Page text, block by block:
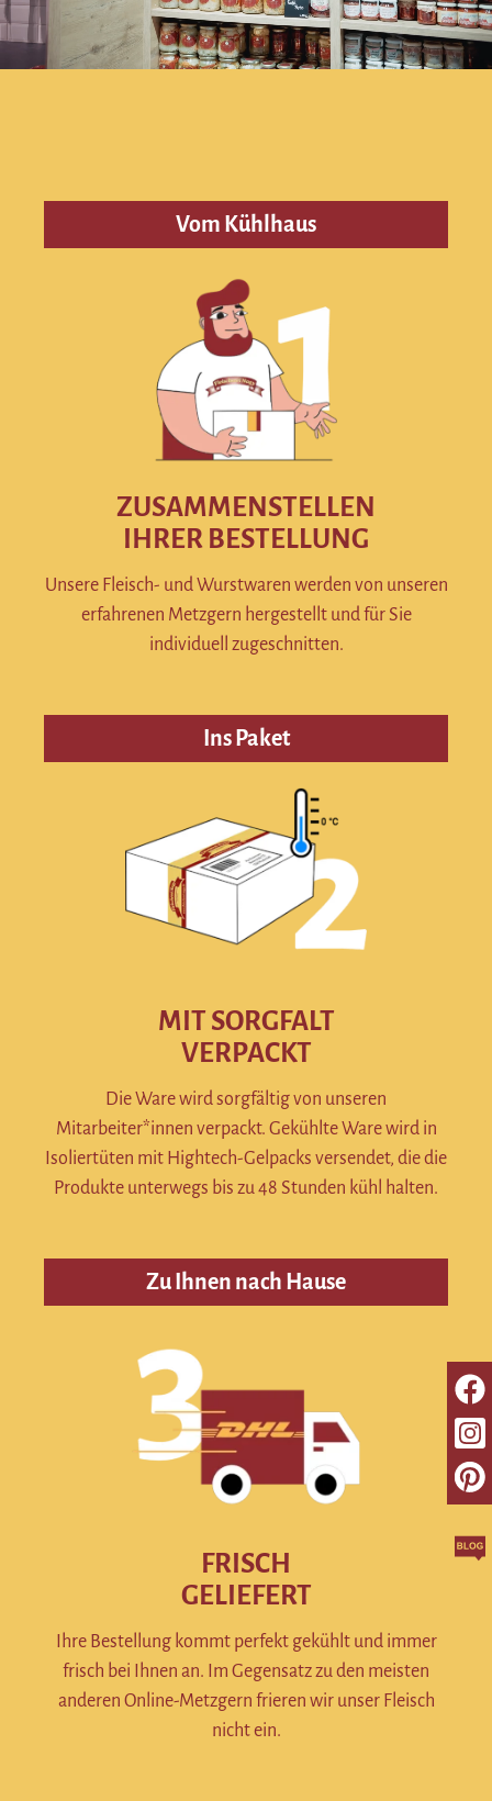
Vom Kühlhaus
ZUSAMMENSTELLEN
IHRER BESTELLUNG
Unsere Fleisch- und Wurstwaren werden von unseren
erfahrenen Metzgern hergestellt und für Sie
individuell zugeschnitten.
Ins Paket
MIT SORGFALT
VERPACKT
Die Ware wird sorgfältig von unseren
Mitarbeiter*innen verpackt. Gekühlte Ware wird in
Isoliertüten mit Hightech-Gelpacks versendet, die die
Produkte unterwegs bis zu 48 Stunden kühl halten.
Zu Ihnen nach Hause
FRISCH
GELIEFERT
Ihre Bestellung kommt perfekt gekühlt und immer
frisch bei Ihnen an. Im Gegensatz zu den meisten
anderen Online-Metzgern frieren wir unser Fleisch
nicht ein.